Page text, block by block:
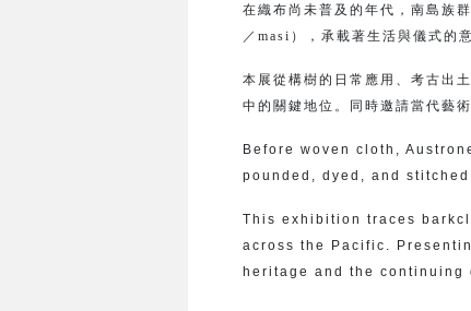
在織布尚未普及的年代，南島族
／masi），承載著生活與儀式的意
本展從構樹的日常應用、考古出
中的關鍵地位。同時邀請當代藝
Before woven cloth,
pounded, dyed, and
This exhibition traces
across the Pacific.
heritage and the